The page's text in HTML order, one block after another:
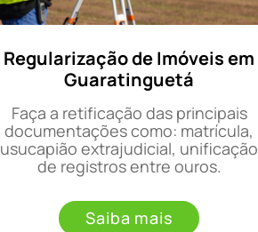
Regularização de Imóveis em
Guaratinguetá
Faça a retificação das principais
documentações como: matrícula,
usucapião extrajudicial, unificação
de registros entre ouros.
Saiba mais